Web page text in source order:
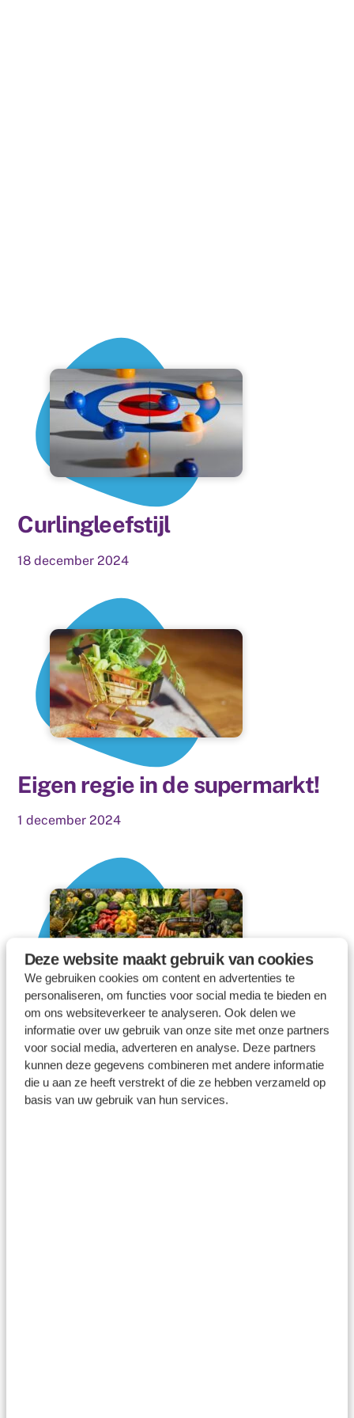
Deze website maakt gebruik van cookies
We gebruiken cookies om content en advertenties te
personaliseren, om functies voor social media te bieden en
om ons websiteverkeer te analyseren. Ook delen we
informatie over uw gebruik van onze site met onze partners
voor social media, adverteren en analyse. Deze partners
kunnen deze gegevens combineren met andere informatie
die u aan ze heeft verstrekt of die ze hebben verzameld op
basis van uw gebruik van hun services.
Curlingleefstijl
18 december 2024
Eigen regie in de supermarkt!
1 december 2024
De link tussen
darmgezondheid en ziektes
21 november 2024